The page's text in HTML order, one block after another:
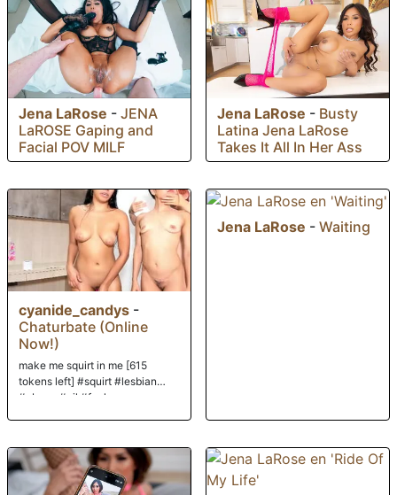
Jena LaRose - JENA
LaROSE Gaping and
Facial POV MILF
Jena LaRose - Busty
Latina Jena LaRose
Takes It All In Her Ass
cyanide_candys -
Chaturbate (Online
Now!)
make me squirt in me [615
tokens left] #squirt #lesbian
#ebony #oil #fuck
Jena LaRose - Waiting